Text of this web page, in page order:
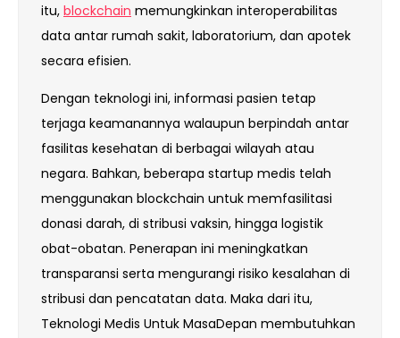
itu, blockchain memungkinkan interoperabilitas
data antar rumah sakit, laboratorium, dan apotek
secara efisien.
Dengan teknologi ini, informasi pasien tetap
terjaga keamanannya walaupun berpindah antar
fasilitas kesehatan di berbagai wilayah atau
negara. Bahkan, beberapa startup medis telah
menggunakan blockchain untuk memfasilitasi
donasi darah, di stribusi vaksin, hingga logistik
obat-obatan. Penerapan ini meningkatkan
transparansi serta mengurangi risiko kesalahan di
stribusi dan pencatatan data. Maka dari itu,
Teknologi Medis Untuk MasaDepan membutuhkan